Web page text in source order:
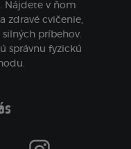
Nájdete v ňom
zdravé cvičenie,
príbehov.
správnu fyzickú